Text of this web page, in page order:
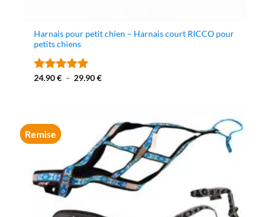
Harnais pour petit chien – Harnais court RICCO pour
petits chiens
Note5sur
24.90€ – 29.90€Plage
Remise